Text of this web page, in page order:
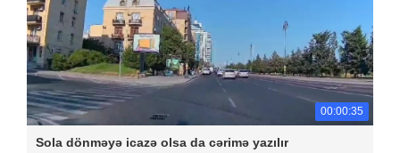
00:00:35
Sola dönməyə icazə olsa da cərimə yazılır